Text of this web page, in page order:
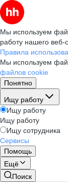
Мы используем
работу нашего веб-
Правила
Мы используем
файлов cookie
Понятно
Ищу работу
Ищу работу
Ищу работу
Ищу сотрудника
Сервисы
Помощь
Ещё
Поиск